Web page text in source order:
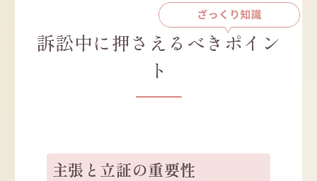
訴訟中に押さえるべきポイン
ト
主張と立証の重要性